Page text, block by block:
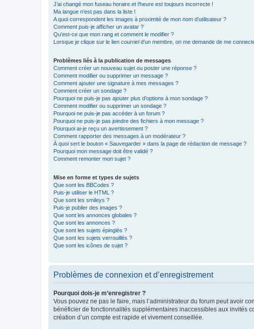
J’ai changé mon fuseau horaire et l’heure est toujours incorrecte !
Ma langue n’est pas dans la liste !
A quoi correspondent les images à proximité de mon nom d’utilisateur ?
Comment puis-je afficher un avatar ?
Qu’est-ce que mon rang et comment le modifier ?
Lorsque je clique sur le lien courrield’un membre, on me demande de me
Problèmes liés à la publication de messages
Comment créer un nouveau sujet ou poster une réponse ?
Comment modifier ou supprimer un message ?
Comment ajouter une signature à mes messages ?
Comment créer un sondage ?
Pourquoi ne puis-je pas ajouter plus d’options à mon sondage ?
Comment modifier ou supprimer un sondage ?
Pourquoi ne puis-je pas accéder à un forum ?
Pourquoi ne puis-je pas joindre des fichiers à mon message ?
Pourquoi ai-je reçu un avertissement ?
Comment rapporter des messages à un modérateur ?
À quoi sert le bouton « Sauvegarder » dans la page de rédaction de message ?
Pourquoi mon message doit être validé ?
Comment remonter mon sujet ?
Mise en forme et types de sujets
Que sont les BBCodes ?
Puis-je utiliser le HTML ?
Que sont les smileys ?
Puis-je publier des images ?
Que sont les annonces globales ?
Que sont les annonces ?
Que sont les sujets épinglés ?
Que sont les sujets verrouillés ?
Que sont les icônes de sujet ?
Problèmes de connexion et d’enregistrement
Pourquoi dois-je m’enregistrer ?
Vous pouvez ne pas le faire, mais l’administrateur du forum peut avoir
bénéficier de fonctionnalités supplémentaires inaccessibles aux invités
création d’un compte est rapide et vivement conseillée.